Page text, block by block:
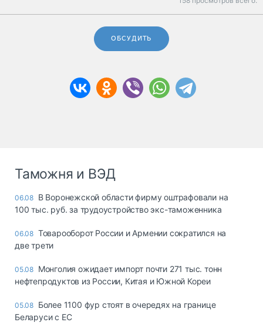
ОБСУДИТЬ
Таможня и ВЭД
06.08 В Воронежской области фирму оштрафовали на
100 тыс. руб. за трудоустройство экс-таможенника
06.08 Товарооборот России и Армении сократился на
две трети
05.08 Монголия ожидает импорт почти 271 тыс. тонн
нефтепродуктов из России, Китая и Южной Кореи
05.08 Более 1100 фур стоят в очередях на границе
Беларуси с ЕС